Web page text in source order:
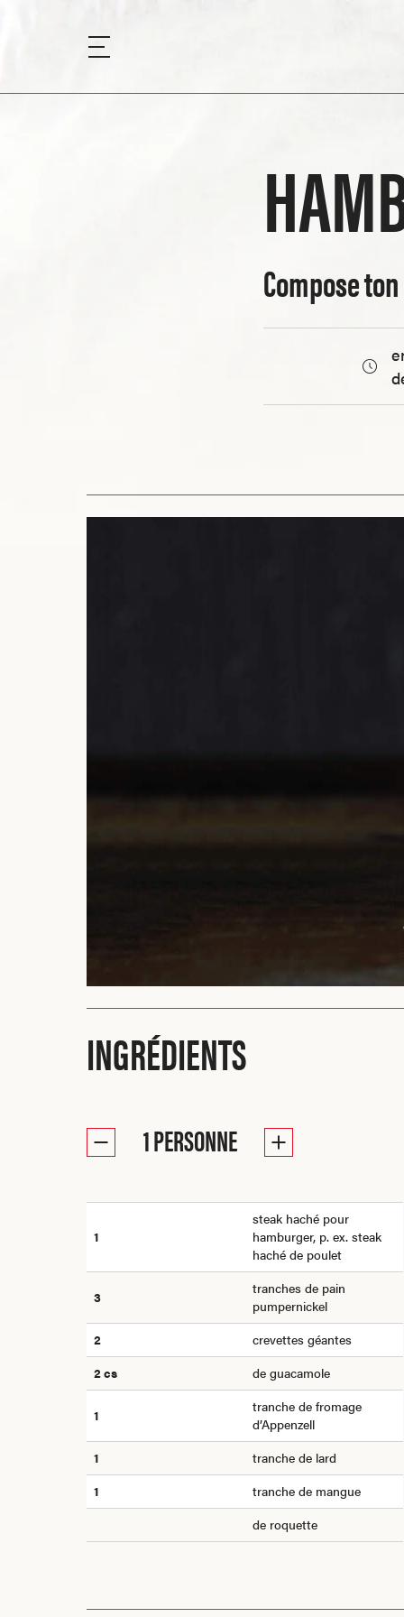
Compose
INGRÉDIENTS
1PERSONNE
1
steak haché pour
hamburger, p. ex. steak
haché de poulet
3
tranches de pain
pumpernickel
2
crevettes géantes
2cs de guacamole
1
tranche de fromage
d’Appenzell
1
tranche de lard
1
tranche de mangue
de roquette